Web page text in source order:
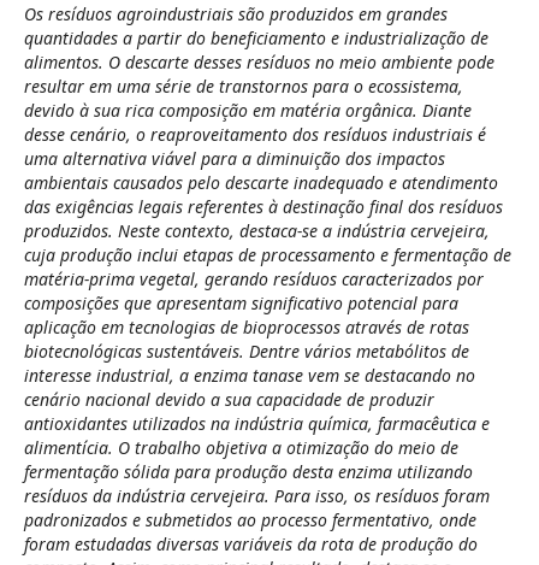
Os resíduos agroindustriais são produzidos em grandes
quantidades a partir do beneficiamento e industrialização de
alimentos. O descarte desses resíduos no meio ambiente pode
resultar em uma série de transtornos para o ecossistema,
devido à sua rica composição em matéria orgânica. Diante
desse cenário, o reaproveitamento dos resíduos industriais é
uma alternativa viável para a diminuição dos impactos
ambientais causados pelo descarte inadequado e atendimento
das exigências legais referentes à destinação final dos resíduos
produzidos. Neste contexto, destaca-se a indústria cervejeira,
cuja produção inclui etapas de processamento e fermentação de
matéria-prima vegetal, gerando resíduos caracterizados por
composições que apresentam significativo potencial para
aplicação em tecnologias de bioprocessos através de rotas
biotecnológicas sustentáveis. Dentre vários metabólitos de
interesse industrial, a enzima tanase vem se destacando no
cenário nacional devido a sua capacidade de produzir
antioxidantes utilizados na indústria química, farmacêutica e
alimentícia. O trabalho objetiva a otimização do meio de
fermentação sólida para produção desta enzima utilizando
resíduos da indústria cervejeira. Para isso, os resíduos foram
padronizados e submetidos ao processo fermentativo, onde
foram estudadas diversas variáveis da rota de produção do